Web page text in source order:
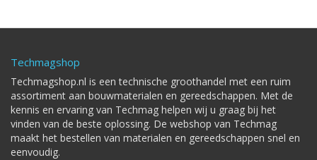
Techmagshop
Techmagshop.nl is een technische groothandel met een ruim
assortiment aan bouwmaterialen en gereedschappen. Met de
kennis en ervaring van Techmag helpen wij u graag bij het
vinden van de beste oplossing. De webshop van Techmag
maakt het bestellen van materialen en gereedschappen snel en
eenvoudig.